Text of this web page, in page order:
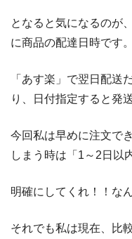
となると気になるのが
に商品の配達日時です。
「あす楽」で翌日配送
り、日付指定すると発
今回私は早めに注文で
しまう時は「1～2日以
明確にしてくれ！！な
それでも私は現在、比